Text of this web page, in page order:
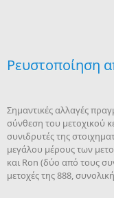
Ρευστοποίηση
Σημαντικές αλλαγές
σύνθεση του μετοχικού
συνιδρυτές της
μεγάλου μέρους των
και Ron (δύο από τους
μετοχές της 888,